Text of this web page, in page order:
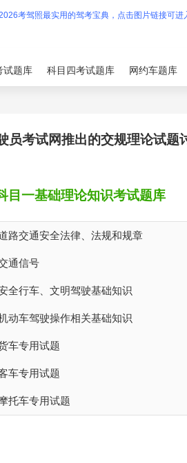
试题库 科目四考试题库 网约车题库
员考试网推出的交规理论试题
目一基础理论知识考试题库
路交通安全法律、法规和规章
通信号
全行车、文明驾驶基础知识
动车驾驶操作相关基础知识
车专用试题
车专用试题
托车专用试题